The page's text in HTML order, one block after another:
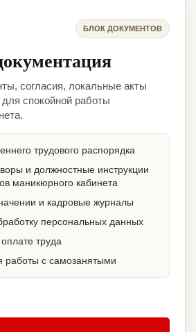
БЛОК ДОКУМЕНТОВ
согласия, локальные акты
для спокойной работы
трудового распорядка
и должностные инструкции
маникюрного кабинета
и кадровые журналы
персональных данных
труда
работы с самозанятыми